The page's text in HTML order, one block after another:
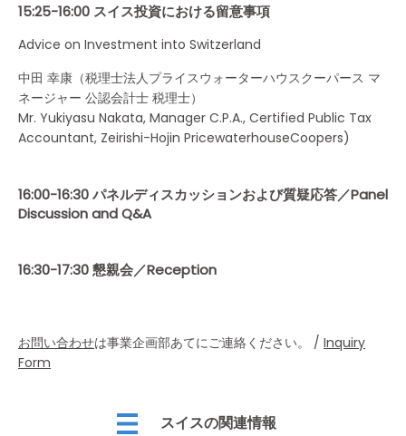
15:25-16:00 スイス投資における留意事項
Advice on Investment into Switzerland
中田 幸康（税理士法人プライスウォーターハウスクーパース マ
ネージャー 公認会計士 税理士）
Mr. Yukiyasu Nakata, Manager C.P.A., Certified Public Tax
Accountant, Zeirishi-Hojin PricewaterhouseCoopers)
16:00-16:30 パネルディスカッションおよび質疑応答／Panel
Discussion and Q&A
16:30-17:30 懇親会／Reception
お問い合わせは事業企画部あてにご連絡ください。 / Inquiry
Form
スイスの関連情報